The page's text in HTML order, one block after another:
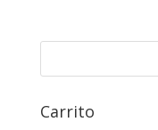
Carrito